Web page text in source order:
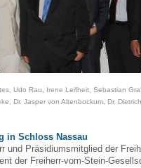
Udo Rau, Irene Leifheit, Sebastian
Dr. Jasper von Altenbockum, Dr.
in Schloss Nassau
und Präsidiumsmitglied der
der Freiherr-vom-Stein-